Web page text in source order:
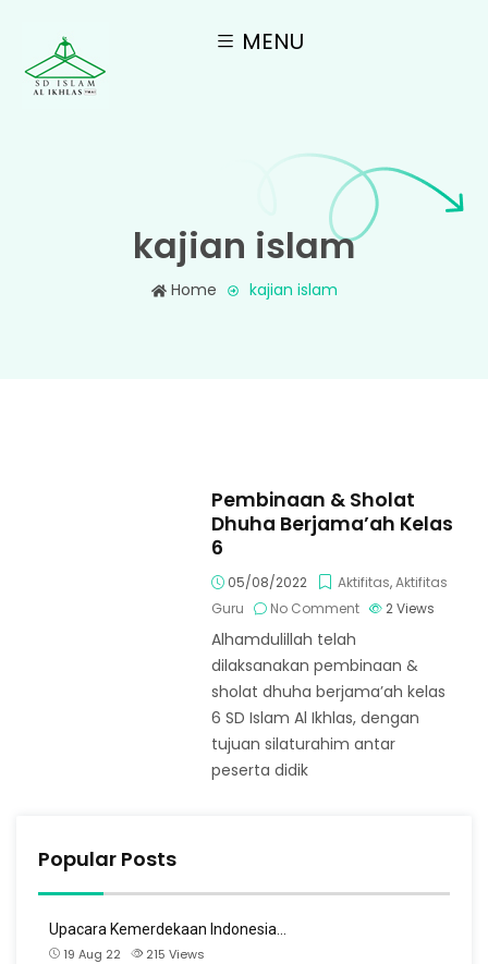
MENU
kajian islam
Home kajian islam
Pembinaan & Sholat
Dhuha Berjama’ah Kelas
6
05/08/2022 Aktifitas,Aktifitas
Guru
No Comment 2Views
Alhamdulillah telah
dilaksanakan pembinaan &
sholat dhuha berjama’ah kelas
6 SD Islam Al Ikhlas, dengan
tujuan silaturahim antar
peserta didik
Popular Posts
Upacara Kemerdekaan Indonesia…
19 Aug 22
215 Views